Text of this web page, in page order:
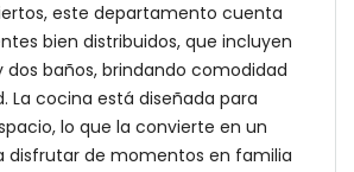
este departamento cuenta
bien distribuidos, que incluyen
baños, brindando comodidad
La cocina está diseñada para
lo que la convierte en un
disfrutar de momentos en familia